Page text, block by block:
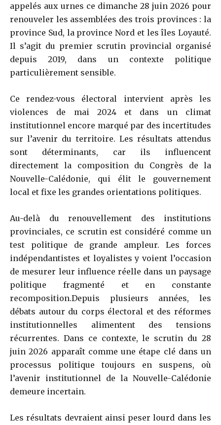
appelés aux urnes ce dimanche 28 juin 2026 pour
renouveler les assemblées des trois provinces : la
province Sud, la province Nord et les îles Loyauté.
Il s’agit du premier scrutin provincial organisé
depuis 2019, dans un contexte politique
particulièrement sensible.
Ce rendez-vous électoral intervient après les
violences de mai 2024 et dans un climat
institutionnel encore marqué par des incertitudes
sur l’avenir du territoire. Les résultats attendus
sont déterminants, car ils influencent
directement la composition du Congrès de la
Nouvelle-Calédonie, qui élit le gouvernement
local et fixe les grandes orientations politiques.
Au-delà du renouvellement des institutions
provinciales, ce scrutin est considéré comme un
test politique de grande ampleur. Les forces
indépendantistes et loyalistes y voient l’occasion
de mesurer leur influence réelle dans un paysage
politique fragmenté et en constante
recomposition.Depuis plusieurs années, les
débats autour du corps électoral et des réformes
institutionnelles alimentent des tensions
récurrentes. Dans ce contexte, le scrutin du 28
juin 2026 apparaît comme une étape clé dans un
processus politique toujours en suspens, où
l’avenir institutionnel de la Nouvelle-Calédonie
demeure incertain.
Les résultats devraient ainsi peser lourd dans les